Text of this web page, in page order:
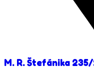
M. R. Štefánika